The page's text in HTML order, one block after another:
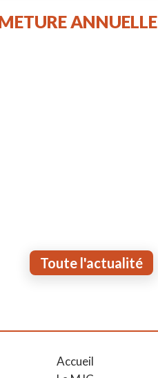
ANNUELLE
Toute l'actualité
Accueil